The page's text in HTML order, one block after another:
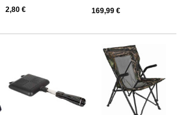
2,80 €
169,99 €